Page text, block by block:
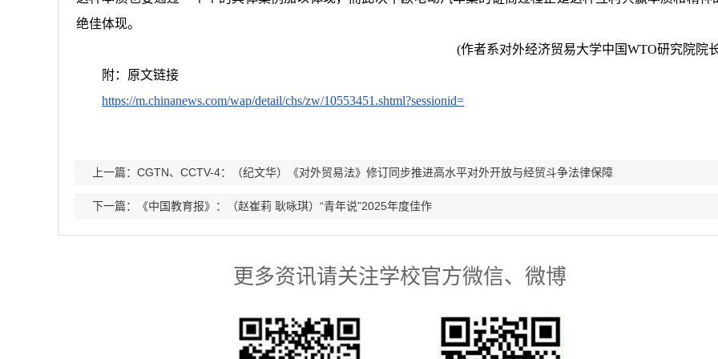
绝佳体现。
(作者系对外经济贸易大学中国WTO研究院院
附： 原文链接
https://m.chinanews.com/wap/detail/chs/zw/10553451.shtml?sessionid=
上一篇：CGTN、CCTV-4：（纪文华）《对外贸易法》修订同步推进高水平对外开放与经贸斗争法律保障
下一篇：《中国教育报》：（赵崔莉 耿咏琪）“青年说”2025年度佳作
更多资讯请关注学校官方微信、微博